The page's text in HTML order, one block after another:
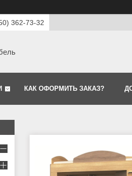
362-73-32
КАК ОФОРМИТЬ ЗАКАЗ?